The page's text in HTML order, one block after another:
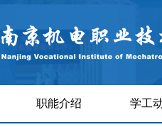
职能介绍 学工